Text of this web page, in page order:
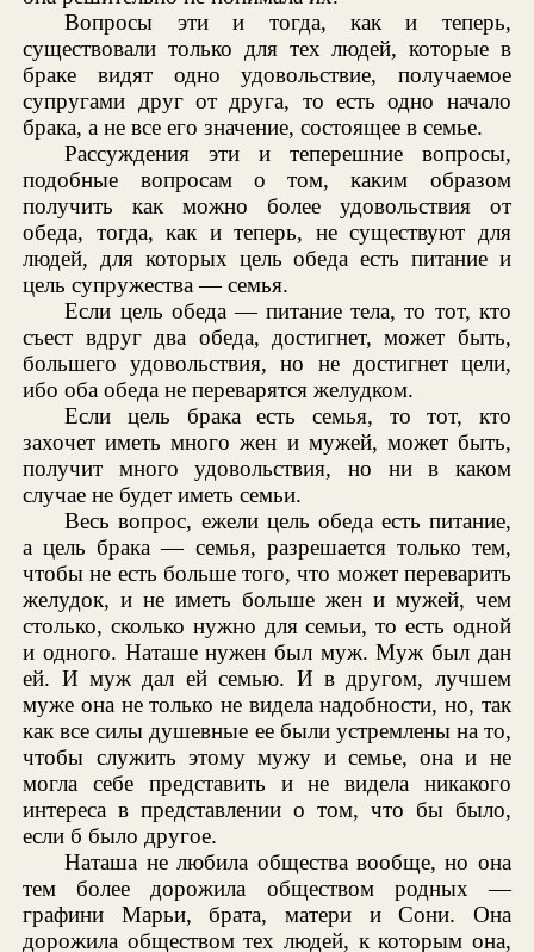
Вопросы эти и тогда, как и теперь,
существовали только для тех людей, которые в
браке видят одно удовольствие, получаемое
супругами друг от друга, то есть одно начало
брака, а не все его значение, состоящее в семье.
Рассуждения эти и теперешние вопросы,
подобные вопросам о том, каким образом
получить как можно более удовольствия от
обеда, тогда, как и теперь, не существуют для
людей, для которых цель обеда есть питание и
цель супружества — семья.
Если цель обеда — питание тела, то тот, кто
съест вдруг два обеда, достигнет, может быть,
большего удовольствия, но не достигнет цели,
ибо оба обеда не переварятся желудком.
Если цель брака есть семья, то тот, кто
захочет иметь много жен и мужей, может быть,
получит много удовольствия, но ни в каком
случае не будет иметь семьи.
Весь вопрос, ежели цель обеда есть питание,
а цель брака — семья, разрешается только тем,
чтобы не есть больше того, что может переварить
желудок, и не иметь больше жен и мужей, чем
столько, сколько нужно для семьи, то есть одной
и одного. Наташе нужен был муж. Муж был дан
ей. И муж дал ей семью. И в другом, лучшем
муже она не только не видела надобности, но, так
как все силы душевные ее были устремлены на то,
чтобы служить этому мужу и семье, она и не
могла себе представить и не видела никакого
интереса в представлении о том, что бы было,
если б было другое.
Наташа не любила общества вообще, но она
тем более дорожила обществом родных —
графини Марьи, брата, матери и Сони. Она
дорожила обществом тех людей, к которым она,